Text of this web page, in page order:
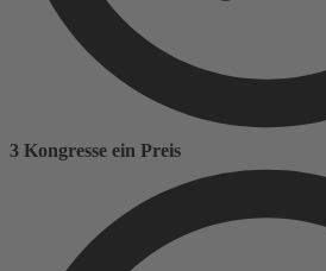
3 Kongresse ein Preis